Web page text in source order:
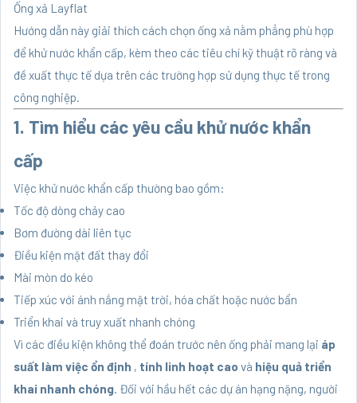
Ống xả Layflat
Hướng dẫn này giải thích cách chọn ống xả nằm phẳng phù hợp
để khử nước khẩn cấp, kèm theo các tiêu chí kỹ thuật rõ ràng và
đề xuất thực tế dựa trên các trường hợp sử dụng thực tế trong
công nghiệp.
1. Tìm hiểu các yêu cầu khử nước khẩn
cấp
Việc khử nước khẩn cấp thường bao gồm:
Tốc độ dòng chảy cao
Bơm đường dài liên tục
Điều kiện mặt đất thay đổi
Mài mòn do kéo
Tiếp xúc với ánh nắng mặt trời, hóa chất hoặc nước bẩn
Triển khai và truy xuất nhanh chóng
Vì các điều kiện không thể đoán trước nên ống phải mang lại áp
suất làm việc ổn định , tính linh hoạt cao và hiệu quả triển
khai nhanh chóng. Đối với hầu hết các dự án hạng nặng, người